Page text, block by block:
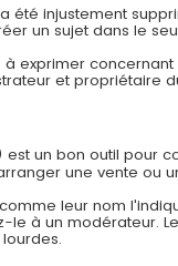
été injustement
un sujet dans le
exprimer
et propriétaire du
est un bon outil pour
une vente ou
leur nom
le à un modérateur.